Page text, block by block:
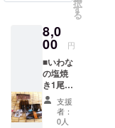
りま
す。
※いわな
提
供・・
・小坂
町淡水
魚養殖
漁業協
同組合
の川魚
択
す
る
8,0
00 円
■いわな
の塩焼
き1尾無
料（当
日お越
しに
支援
者：
0人